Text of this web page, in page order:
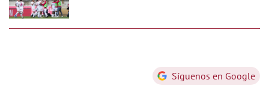
Síguenos en Google